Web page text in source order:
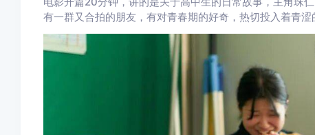
有一群又合拍的朋友，有对青春期的好奇，热切投入着青涩